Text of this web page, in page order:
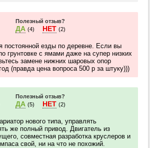
Полезный отзыв?
ДА (4) НЕТ (2)
постоянной езды по деревне. Если вы
грунтовке с ямами даже на супер низких
замене нижних шаровых опор
(правда цена вопроса 500 р за штуку)))
Полезный отзыв?
ДА (5) НЕТ (2)
нового типа, управлять
же полный привод. Двигатель из
совместная разработка круслеров и
свой, ни на что не похожий.